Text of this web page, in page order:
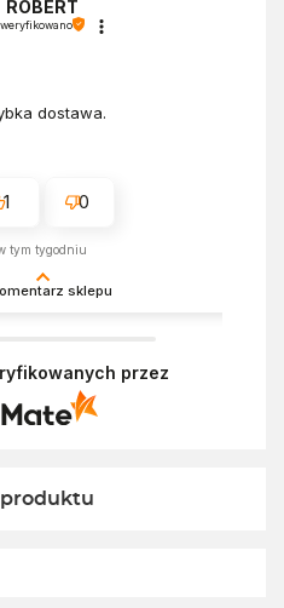
sklepu
się w
że do nas wrócisz :)
ROBERT
dostawa.
1 0
tym tygodniu
przez